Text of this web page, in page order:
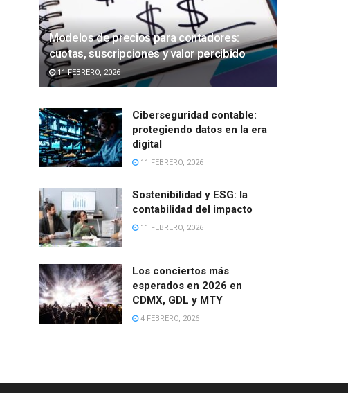
Modelos de precios para contadores:
cuotas, suscripciones y valor percibido
11 FEBRERO, 2026
Ciberseguridad contable:
protegiendo datos en la era
digital
11 FEBRERO, 2026
Sostenibilidad y ESG: la
contabilidad del impacto
11 FEBRERO, 2026
Los conciertos más
esperados en 2026 en
CDMX, GDL y MTY
4 FEBRERO, 2026